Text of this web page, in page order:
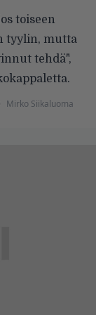
toiseen
tyylin, mutta
tehdä",
Mirko Siikaluoma